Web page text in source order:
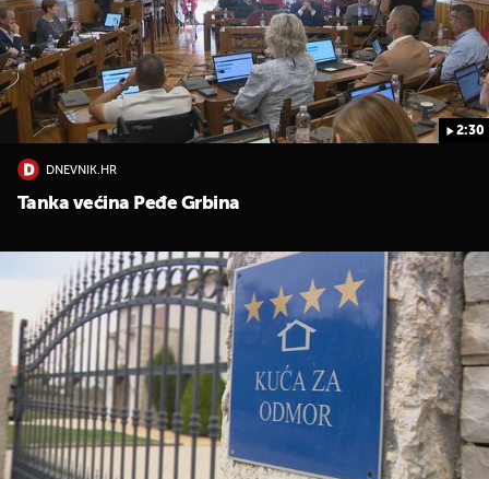
2:30
DNEVNIK.HR
Tanka većina Peđe Grbina